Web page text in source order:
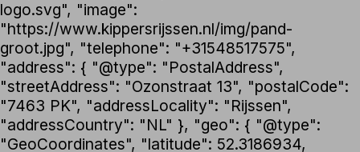
logo.svg", "image":
"https://www.kippersrijssen.nl/img/pand-
groot.jpg", "telephone": "+31548517575",
"address": { "@type": "PostalAddress",
"streetAddress": "Ozonstraat 13", "postalCode":
"7463 PK", "addressLocality": "Rijssen",
"addressCountry": "NL" }, "geo": { "@type":
"GeoCoordinates", "latitude": 52.3186934,